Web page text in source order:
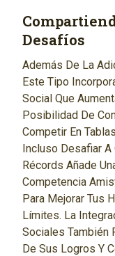
Desafíos
Además De La
Este Tipo
Social Que
Posibilidad De
Competir En
Incluso Desafiar
Récords Añade
Competencia
Para Mejorar Tus
Límites. La
Sociales También
De Sus Logros Y